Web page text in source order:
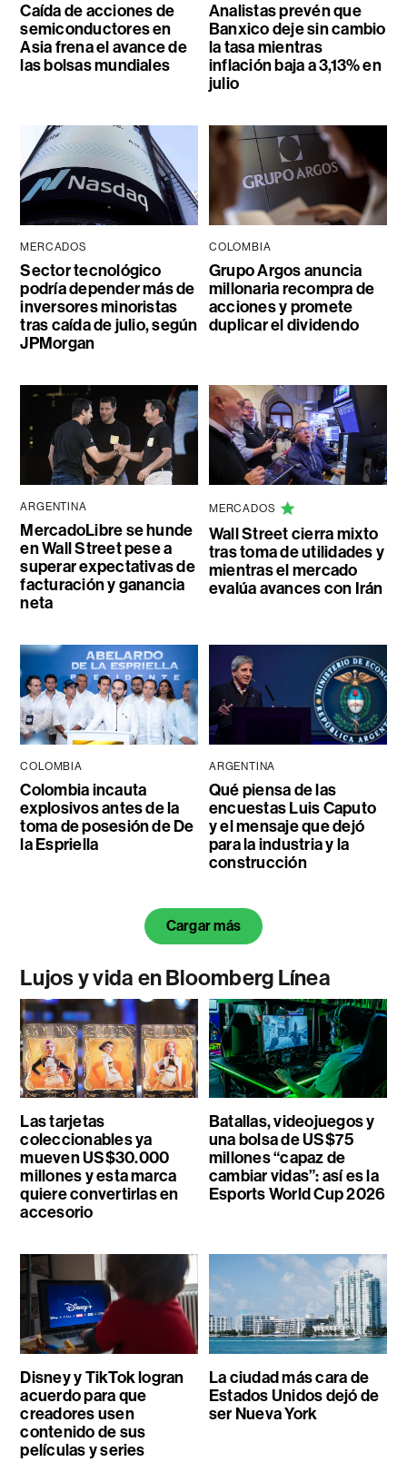
Caída de acciones de
semiconductores en
Asia frena el avance de
las bolsas mundiales
Analistas prevén que
Banxico deje sin cambio
la tasa mientras
inflación baja a 3,13% en
julio
MERCADOS
Sector tecnológico
podría depender más de
inversores minoristas
tras caída de julio, según
JPMorgan
COLOMBIA
Grupo Argos anuncia
millonaria recompra de
acciones y promete
duplicar el dividendo
ARGENTINA
MercadoLibre se hunde
en Wall Street pese a
superar expectativas de
facturación y ganancia
neta
MERCADOS
Wall Street cierra mixto
tras toma de utilidades y
mientras el mercado
evalúa avances con Irán
COLOMBIA
Colombia incauta
explosivos antes de la
toma de posesión de De
la Espriella
ARGENTINA
Qué piensa de las
encuestas Luis Caputo
y el mensaje que dejó
para la industria y la
construcción
Cargar más
Lujos y vida en Bloomberg Línea
Las tarjetas
coleccionables ya
mueven US$30.000
millones y esta marca
quiere convertirlas en
accesorio
Batallas, videojuegos y
una bolsa de US$75
millones “capaz de
cambiar vidas”: así es la
Esports World Cup 2026
Disney y TikTok logran
acuerdo para que
creadores usen
contenido de sus
películas y series
La ciudad más cara de
Estados Unidos dejó de
ser Nueva York